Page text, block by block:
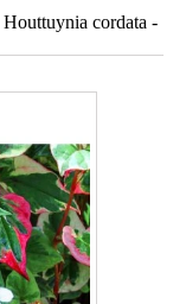
cordata -